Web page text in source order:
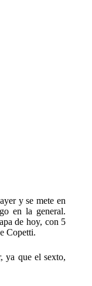
y se mete en
en la general.
de hoy, con 5
Copetti.
ya que el sexto,